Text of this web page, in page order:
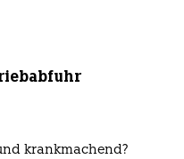
krankmachend?